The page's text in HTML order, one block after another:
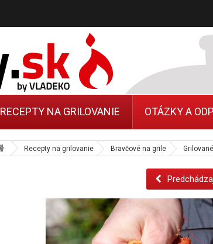
Recepty na grilovanie Bravčové na grile
RECEPTY NA GRILOVANIE OTÁZKY A